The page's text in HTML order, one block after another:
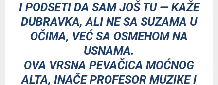
I PODSETI DA SAM JOŠ TU — KAŽE
DUBRAVKA, ALI NE SA SUZAMA U
OČIMA, VEĆ SA OSMEHOM NA
USNAMA.
OVA VRSNA PEVAČICA MOĆNOG
ALTA, INAČE PROFESOR MUZIKE I